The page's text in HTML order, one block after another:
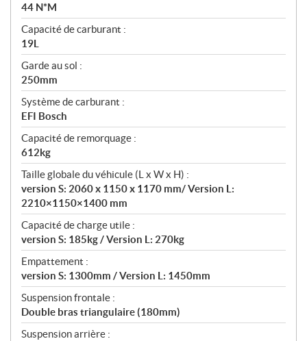
44 N*M
Capacité de carburant :
19L
Garde au sol :
250mm
Système de carburant :
EFI Bosch
Capacité de remorquage :
612kg
Taille globale du véhicule (L x W x H) :
version S: 2060 x 1150 x 1170 mm/ Version L:
2210×1150×1400 mm
Capacité de charge utile :
version S: 185kg / Version L: 270kg
Empattement :
version S: 1300mm / Version L: 1450mm
Suspension frontale :
Double bras triangulaire (180mm)
Suspension arrière :